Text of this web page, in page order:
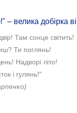
– велика добірка
Там сонце світить!
Ти поглянь!
Надворі літо!
і гулянь!"